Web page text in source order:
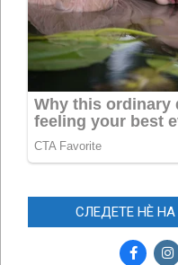
СЛЕДЕТЕ НЀ